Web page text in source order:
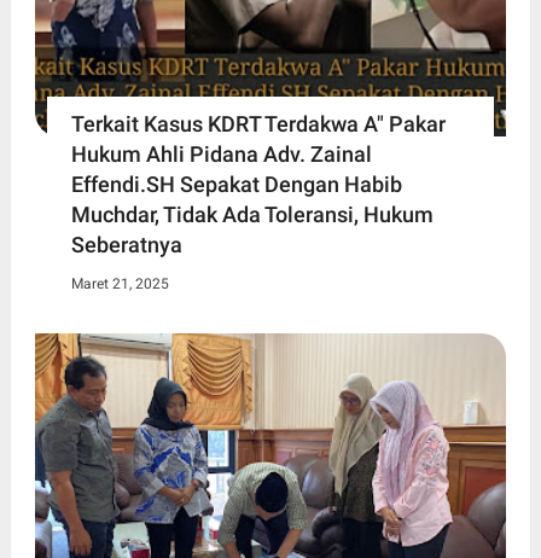
Terkait Kasus KDRT Terdakwa A" Pakar
Hukum Ahli Pidana Adv. Zainal
Effendi.SH Sepakat Dengan Habib
Muchdar, Tidak Ada Toleransi, Hukum
Seberatnya
Maret 21, 2025